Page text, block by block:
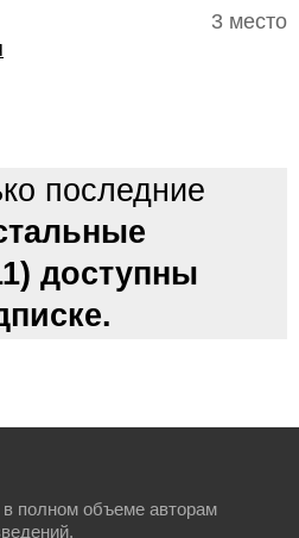
3 место
последние
доступны
полном объеме авторам